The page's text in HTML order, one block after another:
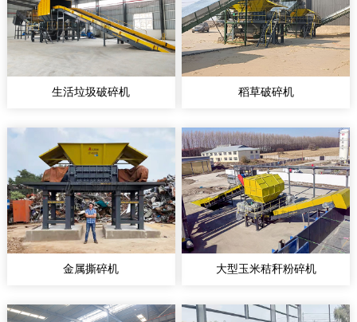
生活垃圾破碎机 稻草破碎机
金属撕碎机 大型玉米秸秆粉碎机